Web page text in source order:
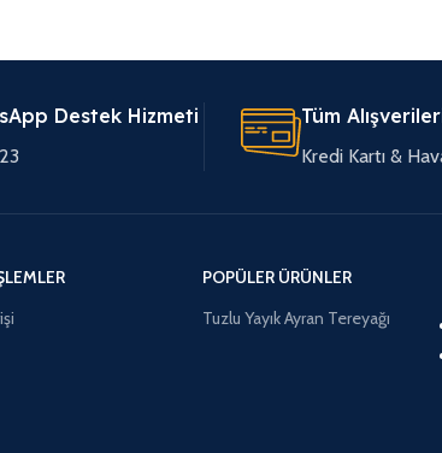
Destek Hizmeti Tüm
Kredi Kartı &
POPÜLER ÜRÜNLER
Tuzlu Yayık Ayran Tereyağı